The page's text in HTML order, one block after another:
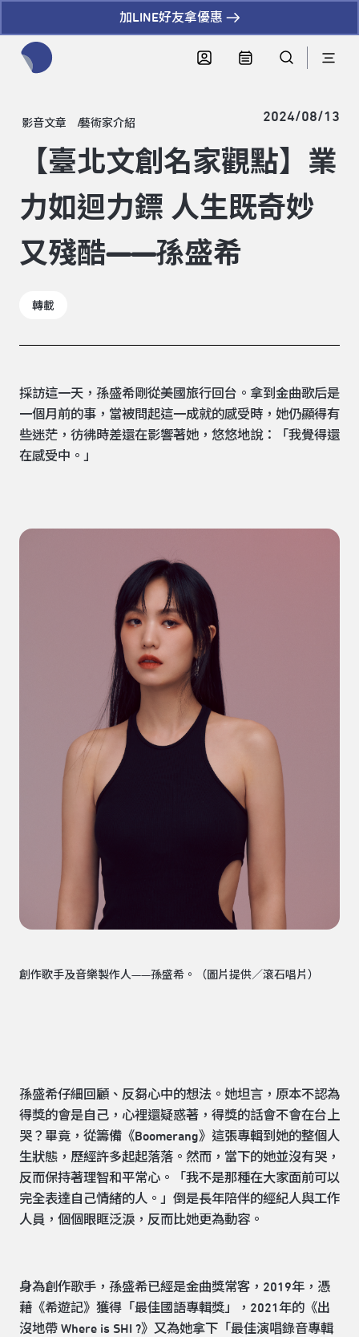
加LINE好友拿優惠
影音文章 藝術家介紹 2024/08/13
【臺北文創名家觀點】業
力如迴力鏢 人生既奇妙
又殘酷——孫盛希
轉載
採訪這一天，孫盛希剛從美國旅行回台。拿到金曲歌后是
一個月前的事，當被問起這一成就的感受時，她仍顯得有
些迷茫，彷彿時差還在影響著她，悠悠地說：「我覺得還
在感受中。」
創作歌手及音樂製作人——孫盛希。（圖片提供／滾石唱片）
孫盛希仔細回顧、反芻心中的想法。她坦言，原本不認為
得獎的會是自己，心裡還疑惑著，得獎的話會不會在台上
哭？畢竟，從籌備《Boomerang》這張專輯到她的整個人
生狀態，歷經許多起起落落。然而，當下的她並沒有哭，
反而保持著理智和平常心。「我不是那種在大家面前可以
完全表達自己情緒的人。」倒是長年陪伴的經紀人與工作
人員，個個眼眶泛淚，反而比她更為動容。
身為創作歌手，孫盛希已經是金曲獎常客，2019年，憑
藉《希遊記》獲得「最佳國語專輯獎」，2021年的《出
沒地帶 Where is SHI ?》又為她拿下「最佳演唱錄音專輯